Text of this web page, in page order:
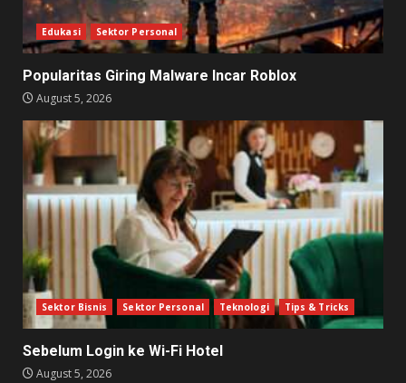
Edukasi Sektor Personal
Popularitas Giring Malware Incar Roblox
August 5, 2026
Sektor Bisnis Sektor Personal Teknologi Tips & Tricks
Sebelum Login ke Wi-Fi Hotel
August 5, 2026